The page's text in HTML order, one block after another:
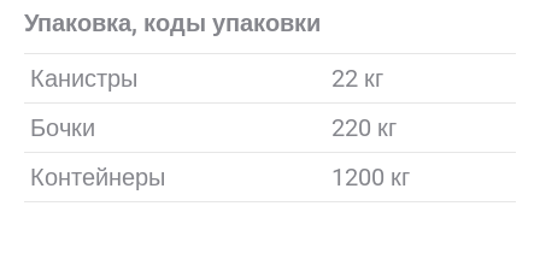
Упаковка, коды упаковки
Канистры
22 кг
Бочки
220 кг
Контейнеры
1200 кг